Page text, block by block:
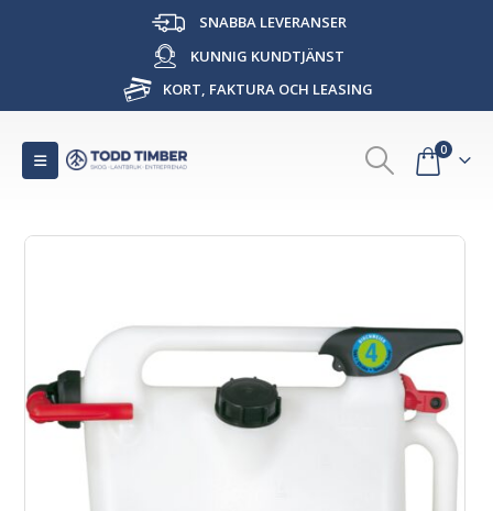
SNABBA LEVERANSER
KUNNIG KUNDTJÄNST
KORT, FAKTURA OCH LEASING
0